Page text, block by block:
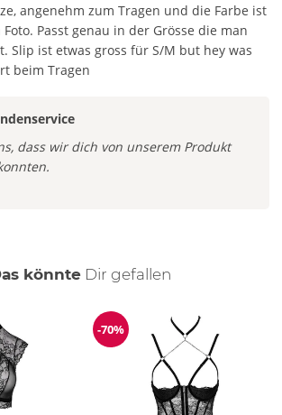
angenehm zum Tragen und die Farbe ist
Passt genau in der Grösse die man
Slip ist etwas gross für S/M but hey was
beim Tragen
dass wir dich von unserem Produkt
könnte Dir auch
gefallen
Reduzierung
-70%